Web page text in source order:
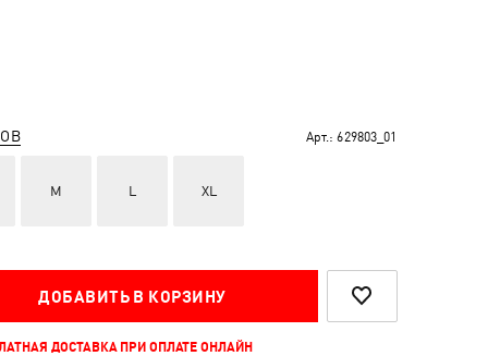
Арт.: 629803_01
M L XL
ДОБАВИТЬ В КОРЗИНУ
ДОСТАВКА ПРИ ОПЛАТЕ ОНЛАЙН